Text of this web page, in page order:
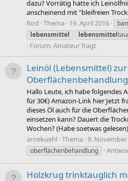
dazu? Vorrätig hätte ich
anscheinend mit "bleifreien
Rod Thema 19. April 2016
lebensmittel
lebensmittel
Forum:Amateur fragt
Leinöl (Lebensmittel) zur
Hallo Leute, ich habe folgendes
für 30€) Amazon-Link hier Jetzt
dieses Öl auch für die
einsetzen kann? Dauert die
Wochen? (Habe soetwas
arnekuehl Thema 9. November
oberflächenbehandlung
Holzkrug trinktauglich